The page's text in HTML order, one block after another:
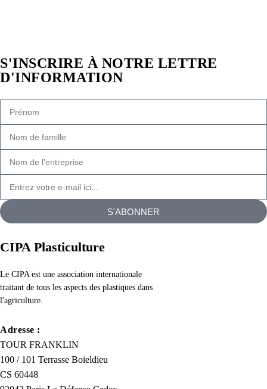
S'INSCRIRE À NOTRE LETTRE
D'INFORMATION
S'ABONNER
CIPA Plasticulture
Le CIPA est une association internationale
traitant de tous les aspects des plastiques dans
l'agriculture.
Adresse :
TOUR FRANKLIN
100 / 101 Terrasse Boieldieu
CS 60448